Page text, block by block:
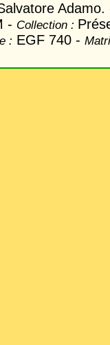
- Collection :
: EGF 740 -